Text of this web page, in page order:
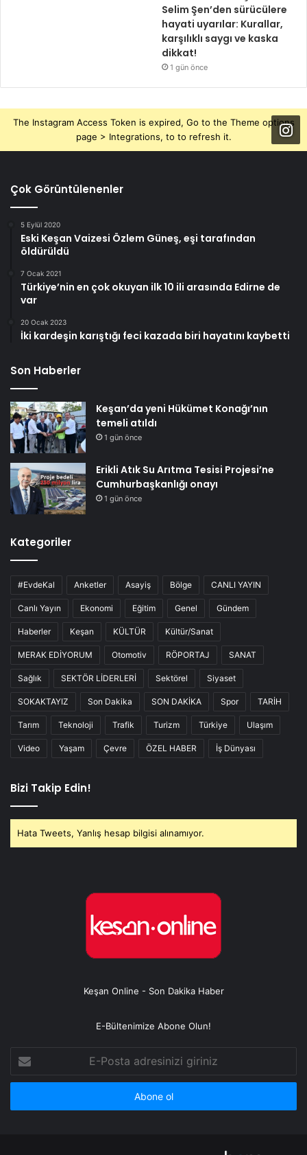
Selim Şen’den sürücülere
hayati uyarılar: Kurallar,
karşılıklı saygı ve kaska
dikkat!
1 gün önce
The Instagram Access Token is expired, Go to the Theme options
page > Integrations, to to refresh it.
Çok Görüntülenenler
5 Eylül 2020
Eski Keşan Vaizesi Özlem Güneş, eşi tarafından
öldürüldü
7 Ocak 2021
Türkiye’nin en çok okuyan ilk 10 ili arasında Edirne de
var
20 Ocak 2023
İki kardeşin karıştığı feci kazada biri hayatını kaybetti
Son Haberler
Keşan’da yeni Hükümet Konağı’nın
temeli atıldı
1 gün önce
Erikli Atık Su Arıtma Tesisi Projesi’ne
Cumhurbaşkanlığı onayı
1 gün önce
Kategoriler
#EvdeKal Anketler Asayiş Bölge CANLI YAYIN
Canlı Yayın Ekonomi Eğitim Genel Gündem
Haberler Keşan KÜLTÜR Kültür/Sanat
MERAK EDİYORUM Otomotiv RÖPORTAJ SANAT
Sağlık SEKTÖR LİDERLERİ Sektörel Siyaset
SOKAKTAYIZ Son Dakika SON DAKİKA Spor TARİH
Tarım Teknoloji Trafik Turizm Türkiye Ulaşım
Video Yaşam Çevre ÖZEL HABER İş Dünyası
Bizi Takip Edin!
Hata Tweets, Yanlış hesap bilgisi alınamıyor.
Keşan Online - Son Dakika Haber
E-Bültenimize Abone Olun!
Posta
adresinizi